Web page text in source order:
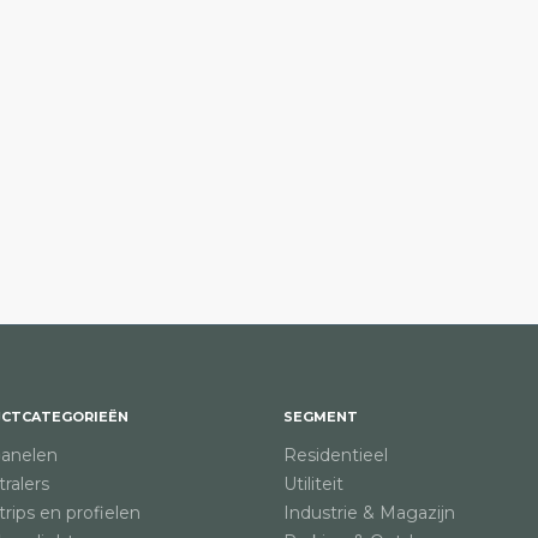
en profielen
SEGMENT
Residentieel
Utiliteit
Industrie & Magazijn